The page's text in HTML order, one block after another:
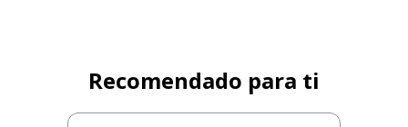
Recomendado para ti